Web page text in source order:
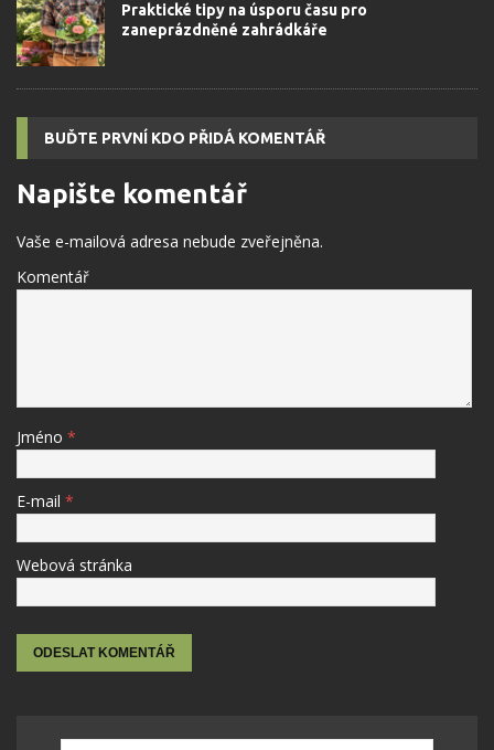
Praktické tipy na úsporu času pro
zaneprázdněné zahrádkáře
BUĎTE PRVNÍ KDO PŘIDÁ KOMENTÁŘ
Napište komentář
Vaše e-mailová adresa nebude zveřejněna.
Komentář
Jméno *
E-mail *
Webová stránka